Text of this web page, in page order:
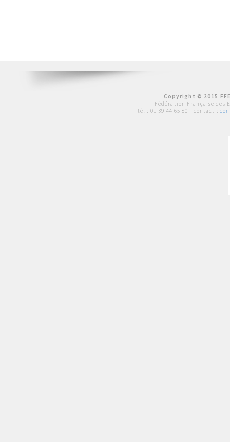
Copyright © 2015
Fédération Française des
tél : 01 39 44 65 80 | contact :